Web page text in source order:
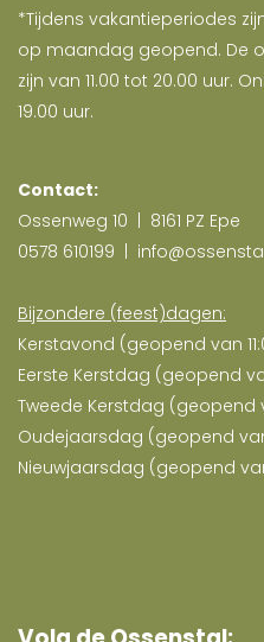
*Tijdens vakantieperiodes
op maandag geopend. De
zijn van 11.00 tot 20.00 uur.
19.00 uur.
Contact:
Ossenweg 10 | 8161 PZ Epe
0578 610199 |
Bijzondere (feest)dagen:
Kerstavond (geopend van
Eerste Kerstdag (geopend
Tweede Kerstdag (geopend
Oudejaarsdag (geopend van
Nieuwjaarsdag (geopend